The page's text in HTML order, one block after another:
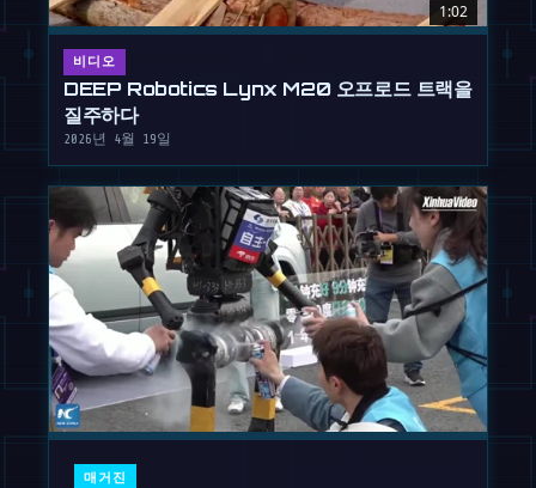
1:02
비디오
DEEP Robotics Lynx M20 오프로드 트랙을
질주하다
2026년 4월 19일
매거진